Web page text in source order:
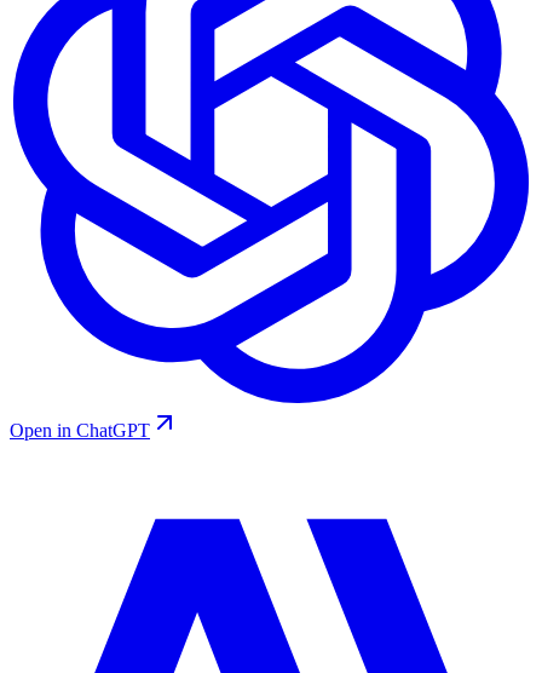
Open in ChatGPT